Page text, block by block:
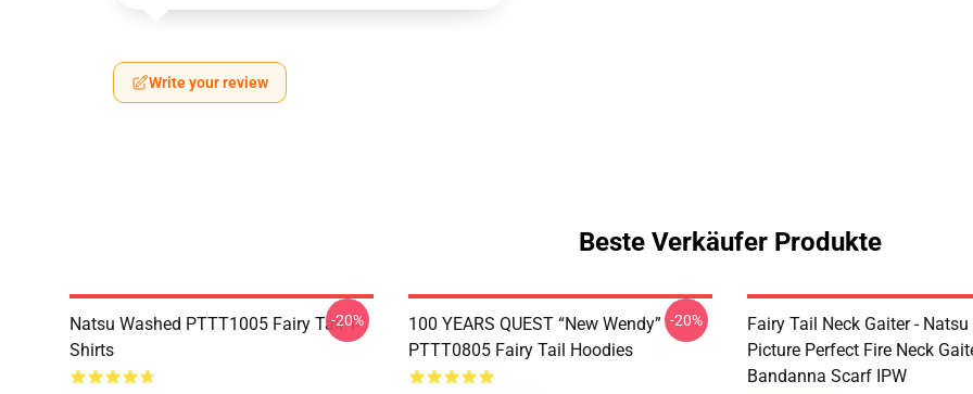
Write your review
Beste Verkäufer Produkte
Natsu Washed PTTT1005 Fairy Tail T-
Shirts
-20%
100 YEARS QUEST “New Wendy”
PTTT0805 Fairy Tail Hoodies
-20%
Fairy Tail Neck Gaiter -
Picture Perfect Fire Neck
Bandanna Scarf IPW